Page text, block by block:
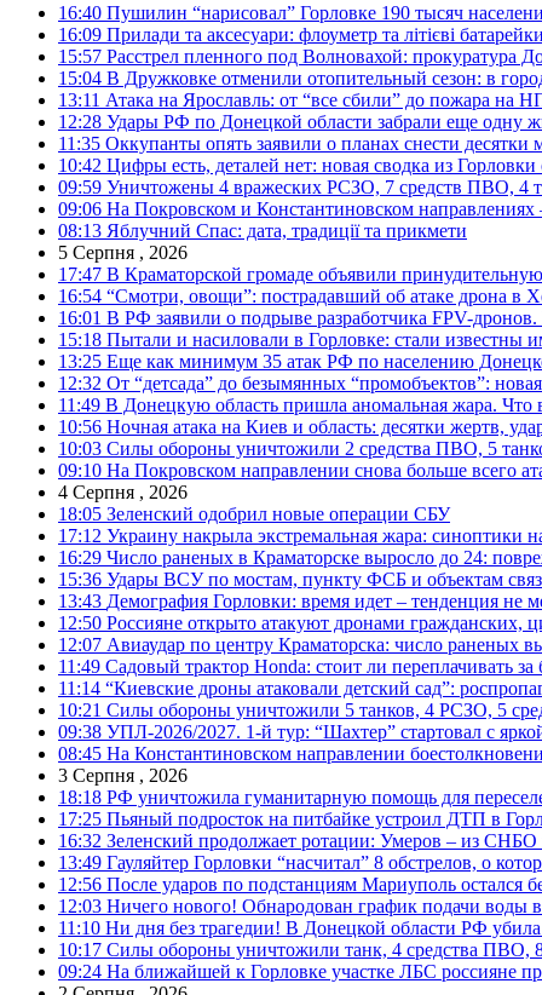
16:40 Пушилин “нарисовал” Горловке 190 тысяч
16:09 Прилади та аксесуари: флоуметр та літієві
15:57 Расстрел пленного под Волновахой: прокуратура
15:04 В Дружковке отменили отопительный сезон: в
13:11 Атака на Ярославль: от “все сбили” до пожара на
12:28 Удары РФ по Донецкой области забрали еще одну
11:35 Оккупанты опять заявили о планах снести десятки
10:42 Цифры есть, деталей нет: новая сводка из
09:59 Уничтожены 4 вражеских РСЗО, 7 средств ПВО, 4
09:06 На Покровском и Константиновском
08:13 Яблучний Спас: дата, традиції та прикмети
5 Серпня , 2026
17:47 В Краматорской громаде объявили
16:54 “Смотри, овощи”: пострадавший об атаке дрона в
16:01 В РФ заявили о подрыве разработчика FPV-
15:18 Пытали и насиловали в Горловке: стали известны
13:25 Еще как минимум 35 атак РФ по населению
12:32 От “детсада” до безымянных “промобъектов”:
11:49 В Донецкую область пришла аномальная жара. Что
10:56 Ночная атака на Киев и область: десятки жертв,
10:03 Силы обороны уничтожили 2 средства ПВО, 5
09:10 На Покровском направлении снова больше всего
4 Серпня , 2026
18:05 Зеленский одобрил новые операции СБУ
17:12 Украину накрыла экстремальная жара: синоптики
16:29 Число раненых в Краматорске выросло до 24:
15:36 Удары ВСУ по мостам, пункту ФСБ и объектам
13:43 Демография Горловки: время идет – тенденция не
12:50 Россияне открыто атакуют дронами гражданских,
12:07 Авиаудар по центру Краматорска: число раненых
11:49 Садовый трактор Honda: стоит ли переплачивать за
11:14 “Киевские дроны атаковали детский сад”:
10:21 Силы обороны уничтожили 5 танков, 4 РСЗО, 5
09:38 УПЛ-2026/2027. 1-й тур: “Шахтер” стартовал с
08:45 На Константиновском направлении
3 Серпня , 2026
18:18 РФ уничтожила гуманитарную помощь для
17:25 Пьяный подросток на питбайке устроил ДТП в
16:32 Зеленский продолжает ротации: Умеров – из
13:49 Гауляйтер Горловки “насчитал” 8 обстрелов, о
12:56 После ударов по подстанциям Мариуполь остался
12:03 Ничего нового! Обнародован график подачи воды
11:10 Ни дня без трагедии! В Донецкой области РФ
10:17 Силы обороны уничтожили танк, 4 средства ПВО,
09:24 На ближайшей к Горловке участке ЛБС россияне